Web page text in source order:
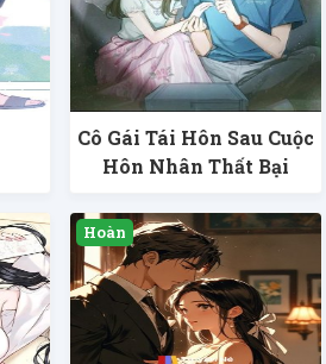
Cô Gái Tái Hôn Sau Cuộc
Hôn Nhân Thất Bại